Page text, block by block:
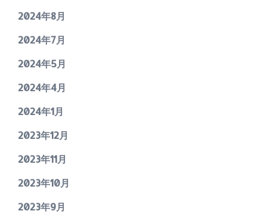
2024年8月
2024年7月
2024年5月
2024年4月
2024年1月
2023年12月
2023年11月
2023年10月
2023年9月